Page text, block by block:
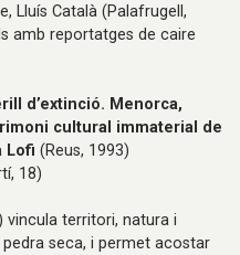
Lluís Català (Palafrugell,
amb reportatges de caire
d’extinció. Menorca,
cultural immaterial de
Lofi (Reus, 1993)
18)
vincula territori, natura i
seca, i permet acostar